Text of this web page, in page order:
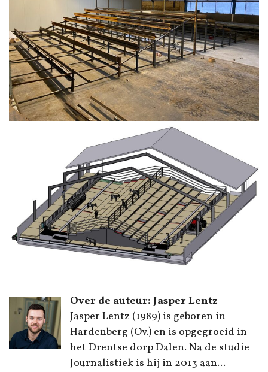
Over de auteur: Jasper Lentz
Jasper Lentz (1989) is geboren in
Hardenberg (Ov.) en is opgegroeid in
het Drentse dorp Dalen. Na de studie
Journalistiek is hij in 2013 aan...